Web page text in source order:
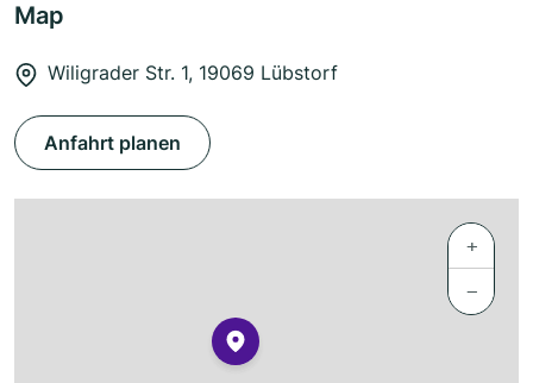
Map
Wiligrader Str. 1, 19069 Lübstorf
Anfahrt planen
+
−